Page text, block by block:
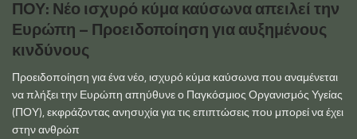
ΠΟΥ: Νέο ισχυρό κύμα καύσωνα απειλεί την
Ευρώπη – Προειδοποίηση για αυξημένους
κινδύνους
Προειδοποίηση για ένα νέο, ισχυρό κύμα καύσωνα που αναμένεται
να πλήξει την Ευρώπη απηύθυνε ο Παγκόσμιος Οργανισμός Υγείας
(ΠΟΥ), εκφράζοντας ανησυχία για τις επιπτώσεις που μπορεί να έχει
στην ανθρώπ